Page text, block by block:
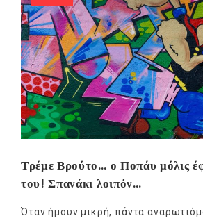
Τρέμε Βρούτο… ο Ποπάυ μόλις
του! Σπανάκι λοιπόν…
Όταν ήμουν μικρή, πάντα